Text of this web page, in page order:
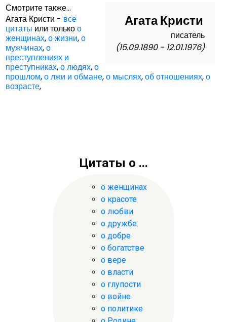
Агата Кристи
писатель
(15.09.1890 - 12.01.1976)
Смотрите также...
Агата Кристи - все
цитаты или толькоо
женщинах,о жизни,о
мужчинах,о
преступлениях и
преступниках,о людях,о
прошлом,о лжи и обмане,о мыслях,об отношениях,о
возрасте,
Цитаты о ...
о женщинах
о красоте
о любви
о дружбе
о добре
о богатстве
о вере
о власти
о глупости
о войне
о политике